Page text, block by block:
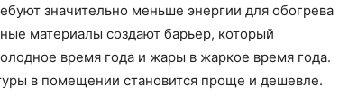
значительно меньше энергии для обогрева
материалы создают барьер, который
время года и жары в жаркое время года.
в помещении становится проще и дешевле.